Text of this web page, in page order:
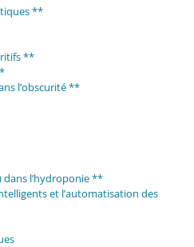
**
**
l’obscurité **
dans l’hydroponie **
et l’automatisation des